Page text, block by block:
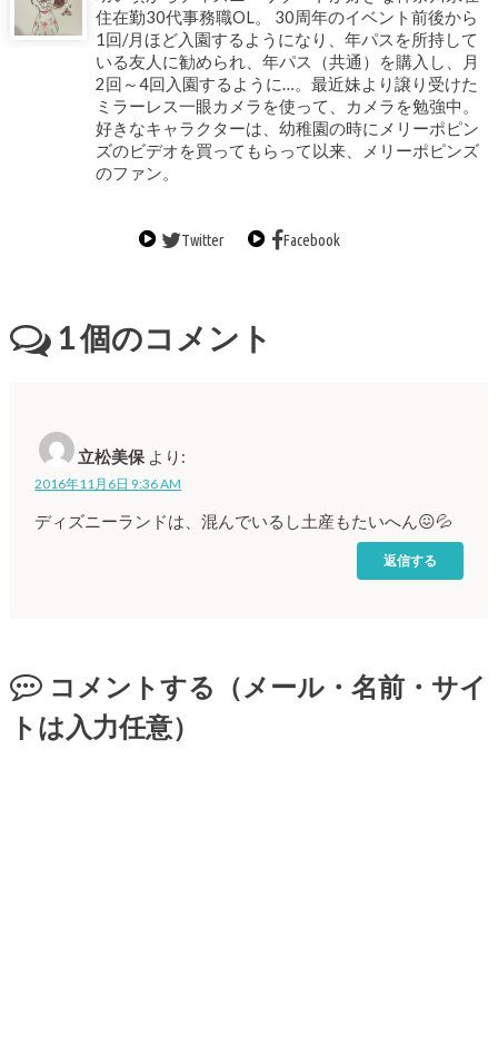
住在勤30代事務職OL。 30周年のイベント前後から
1回/月ほど入園するようになり、年パスを所持して
いる友人に勧められ、年パス（共通）を購入し、月
2回～4回入園するように…。最近妹より譲り受けた
ミラーレス一眼カメラを使って、カメラを勉強中。
好きなキャラクターは、幼稚園の時にメリーポピン
ズのビデオを買ってもらって以来、メリーポピンズ
のファン。
Twitter Facebook
1個のコメント
立松美保 より:
2016年11月6日 9:36 AM
ディズニーランドは、混んでいるし土産もたいへん😖💦
返信する
コメントする（メール・名前・サイ
トは入力任意）